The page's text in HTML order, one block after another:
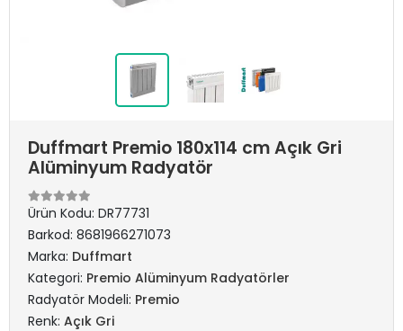
Duffmart Premio 180x114 cm Açık Gri
Alüminyum Radyatör
Ürün Kodu: DR77731
Barkod: 8681966271073
Marka: Duffmart
Kategori: Premio Alüminyum Radyatörler
Radyatör Modeli: Premio
Renk: Açık Gri